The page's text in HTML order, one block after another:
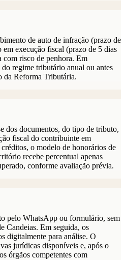
de auto de infração (prazo de
execução fiscal (prazo de 5 dias
risco de penhora. Em
regime tributário anual ou antes
da Reforma Tributária.
dos documentos, do tipo de tributo,
fiscal do contribuinte em
o modelo de honorários de
recebe percentual apenas
conforme avaliação prévia.
pelo WhatsApp ou formulário, sem
Candeias. Em seguida, os
digitalmente para análise. O
jurídicas disponíveis e, após o
órgãos competentes com